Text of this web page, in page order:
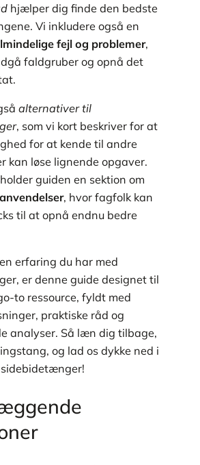
hjælper dig finde den bedste
Vi inkludere også en
fejl og problemer,
faldgruber og opnå det
alternativer til
, som vi kort beskriver for at
for at kende til andre
kan løse lignende opgaver.
guiden en sektion om
, hvor fagfolk kan
til at opnå endnu bedre
erfaring du har med
er denne guide designet til
to ressource, fyldt med
praktiske råd og
analyser. Så læn dig tilbage,
og lad os dykke ned i